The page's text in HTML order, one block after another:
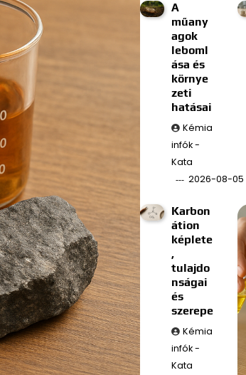
A
műany
agok
leboml
ása és
környe
zeti
hatásai
Kémia
infók -
Kata
2026-08-05
Karbon
átion
képlete
,
tulajdo
nságai
és
szerepe
Kémia
infók -
Kata